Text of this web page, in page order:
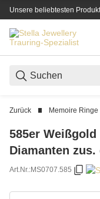
Unsere beliebtesten
Zurück Memoire Ringe
585er
Diamanten
Art.Nr.:MS0707.585